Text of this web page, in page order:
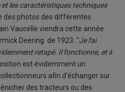
les caractéristiques techniques
des photos des différentes
Vaucelle viendra cette année
Deering de 1923. "Je l'ai
retapé. Il fonctionne, et il
est évidemment un
afin d'échanger sur
des tracteurs ou des